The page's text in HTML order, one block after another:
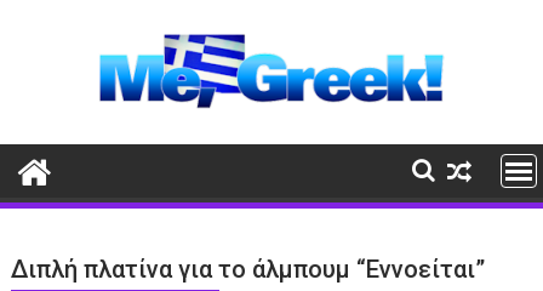
Διπλή πλατίνα για το άλμπουμ “Εννοείται”